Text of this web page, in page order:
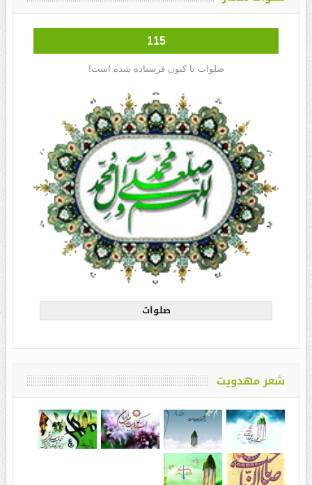
115
صلوات تا کنون فرستاده شده است!
صلوات
شعر مهدویت